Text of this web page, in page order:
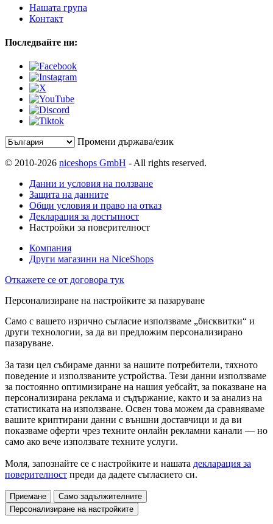
Нашата група
Контакт
Последвайте ни:
Промени държава/език
© 2010-2026 niceshops GmbH - All rights reserved.
Данни и условия на ползване
Защита на данните
Общи условия и право на отказ
Декларация за достъпност
Настройки за поверителност
Компания
Други магазини на NiceShops
Откажете се от договора тук
Персонализиране на настройките за пазаруване
Само с вашето изрично съгласие използваме „бисквитки“ и
други технологии, за да ви предложим персонализирано
пазаруване.
За тази цел събираме данни за нашите потребители, тяхното
поведение и използваните устройства. Тези данни използваме
за постоянно оптимизиране на нашия уебсайт, за показване на
персонализирана реклама и съдържание, както и за анализ на
статистиката на използване. Освен това можем да сравняваме
вашите криптирани данни с външни доставчици и да ви
показваме оферти чрез техните онлайн рекламни канали — но
само ако вече използвате техните услуги.
Моля, запознайте се с настройките и нашата декларация за
поверителност преди да дадете съгласието си.
Приемане
Само задължителните
Персонализиране на настройките